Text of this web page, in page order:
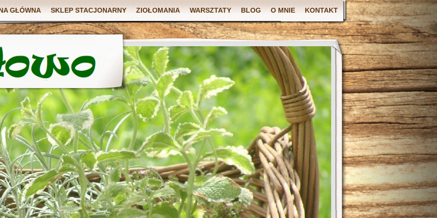
GŁÓWNA SKLEP STACJONARNY ZIOŁOMANIA WARSZTATY BLOG O MNIE KONTAKT